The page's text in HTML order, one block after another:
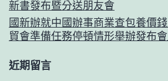
新書發布暨分送朋友會
國新辦就中國辦事商業查包養價
貿會準備任務停頓情形舉辦發布
近期留言